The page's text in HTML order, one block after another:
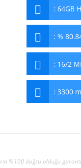
: 64GB
: %
: 16/2
: 3300
%100 doğru olduğu